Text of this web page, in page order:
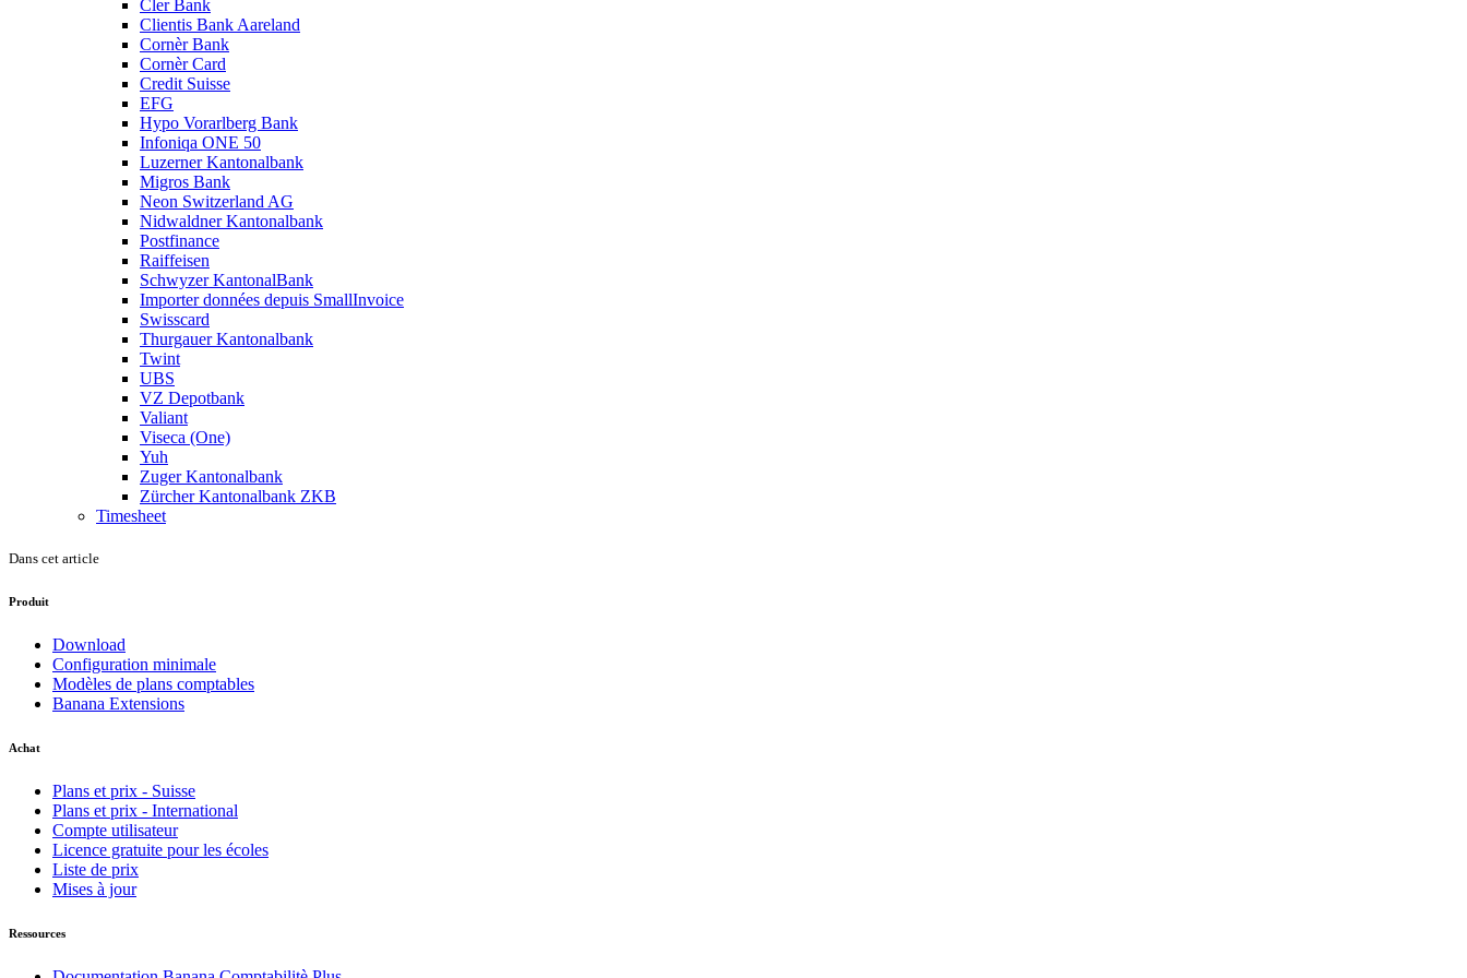
Cler Bank
Clientis Bank Aareland
Cornèr Bank
Cornèr Card
Credit Suisse
EFG
Hypo Vorarlberg Bank
Infoniqa ONE 50
Luzerner Kantonalbank
Migros Bank
Neon Switzerland AG
Nidwaldner Kantonalbank
Postfinance
Raiffeisen
Schwyzer KantonalBank
Importer données depuis SmallInvoice
Swisscard
Thurgauer Kantonalbank
Twint
UBS
VZ Depotbank
Valiant
Viseca (One)
Yuh
Zuger Kantonalbank
Zürcher Kantonalbank ZKB
Timesheet
Dans cet article
Produit
Download
Configuration minimale
Modèles de plans comptables
Banana Extensions
Achat
Plans et prix - Suisse
Plans et prix - International
Compte utilisateur
Licence gratuite pour les écoles
Liste de prix
Mises à jour
Ressources